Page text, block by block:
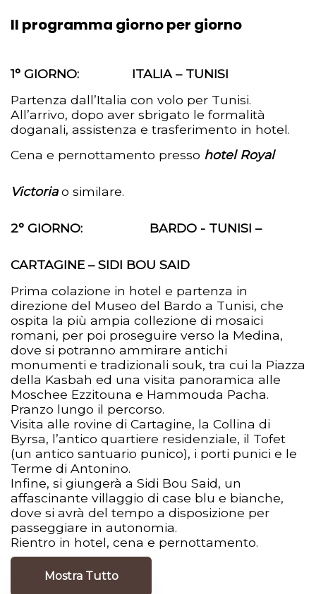
Il programma giorno per giorno
1° GIORNO: ITALIA – TUNISI
Partenza dall’Italia con volo per Tunisi.
All’arrivo, dopo aver sbrigato le formalità
doganali, assistenza e trasferimento in hotel.
Cena e pernottamento presso hotel Royal
Victoriao similare.
2° GIORNO: BARDO - TUNISI –
CARTAGINE – SIDI BOU SAID
Prima colazione in hotel e partenza in
direzione del Museo del Bardo a Tunisi, che
ospita la più ampia collezione di mosaici
romani, per poi proseguire verso la Medina,
dove si potranno ammirare antichi
monumenti e tradizionali souk, tra cui la Piazza
della Kasbah ed una visita panoramica alle
Moschee Ezzitouna e Hammouda Pacha.
Pranzo lungo il percorso.
Visita alle rovine di Cartagine, la Collina di
Byrsa, l’antico quartiere residenziale, il Tofet
(un antico santuario punico), i porti punici e le
Terme di Antonino.
Infine, si giungerà a Sidi Bou Said, un
affascinante villaggio di case blu e bianche,
dove si avrà del tempo a disposizione per
passeggiare in autonomia.
Rientro in hotel, cena e pernottamento.
Mostra Tutto